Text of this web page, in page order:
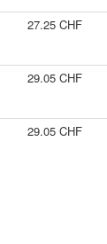
27.25 CHF
29.05 CHF
29.05 CHF